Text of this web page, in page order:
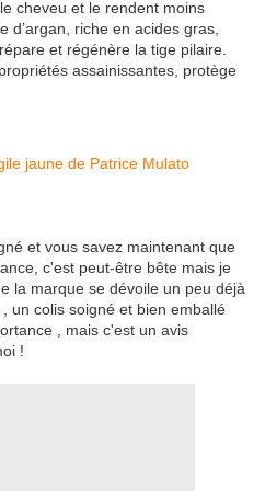
cheveu et le rendent moins
d’argan, riche en acides gras,
et régénère la tige pilaire.
assainissantes, protège
et vous savez maintenant que
c'est peut-être bête mais je
la marque se dévoile un peu déjà
un colis soigné et bien emballé
, mais c'est un avis
!